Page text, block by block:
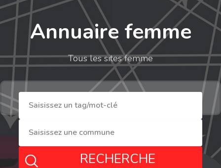
Annuaire femme
Tous les sites femme
RECHERCHE